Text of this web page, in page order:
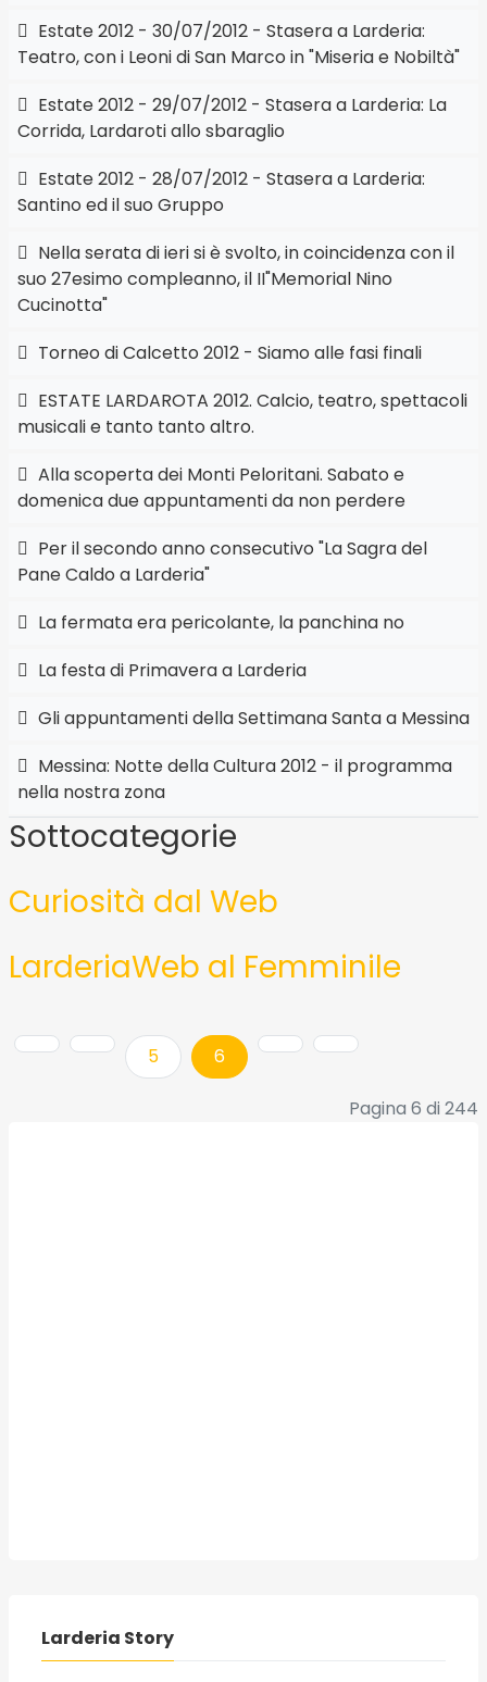
Estate 2012 - 30/07/2012 - Stasera a Larderia:
Teatro, con i Leoni di San Marco in "Miseria e Nobiltà"
Estate 2012 - 29/07/2012 - Stasera a Larderia: La
Corrida, Lardaroti allo sbaraglio
Estate 2012 - 28/07/2012 - Stasera a Larderia:
Santino ed il suo Gruppo
Nella serata di ieri si è svolto, in coincidenza con il
suo 27esimo compleanno, il II"Memorial Nino
Cucinotta"
Torneo di Calcetto 2012 - Siamo alle fasi finali
ESTATE LARDAROTA 2012. Calcio, teatro, spettacoli
musicali e tanto tanto altro.
Alla scoperta dei Monti Peloritani. Sabato e
domenica due appuntamenti da non perdere
Per il secondo anno consecutivo "La Sagra del
Pane Caldo a Larderia"
La fermata era pericolante, la panchina no
La festa di Primavera a Larderia
Gli appuntamenti della Settimana Santa a Messina
Messina: Notte della Cultura 2012 - il programma
nella nostra zona
Sottocategorie
Curiosità dal Web
LarderiaWeb al Femminile
5 6
Pagina 6 di 244
Larderia Story